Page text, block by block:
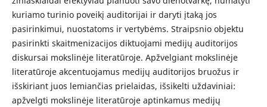
kuriamo turinio poveikį auditorijai ir daryti įtaką jos
pasirinkimui, nuostatoms ir vertybėms. Straipsnio objektu
pasirinkti skaitmenizacijos diktuojami medijų auditorijos
diskursai mokslinėje literatūroje. Apžvelgiant mokslinėje
literatūroje akcentuojamus medijų auditorijos bruožus ir
išskiriant juos lemiančias prielaidas, išsikelti uždaviniai:
apžvelgti mokslinėje literatūroje aptinkamus medijų